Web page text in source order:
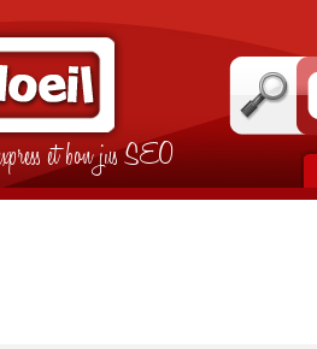
et bon jus SEO